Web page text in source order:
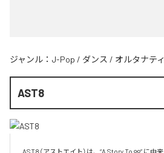
ジャンル： J-Pop / ダンス / オルタナテ
AST8